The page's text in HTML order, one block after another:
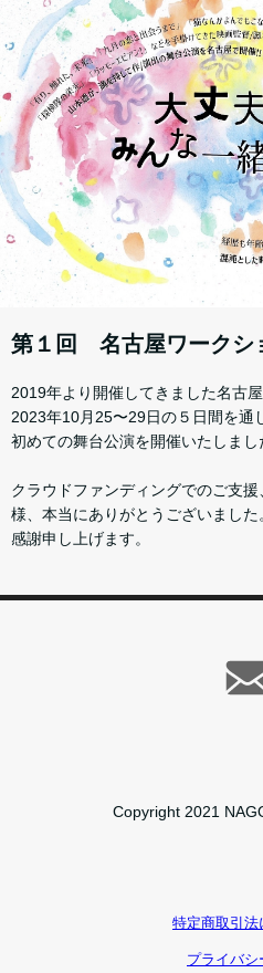
第１回 名古屋ワークシ
2019年より開催してきました名古屋
2023年10月25〜29日の５日間を通
初めての舞台公演を開催いたしまし
クラウドファンディングでのご支
様、本当にありがとうございまし
感謝申し上げます。
Copyright 2021
特定商取引法
プライバシ